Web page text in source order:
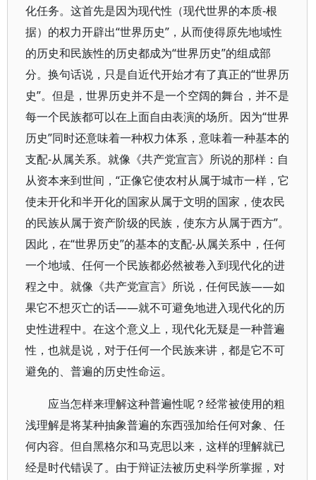
化任务。这首先是因为现代性（现代世界的本质-根
据）的权力开辟出“世界历史”，从而使得原先地域性
的历史和民族性的历史都成为“世界历史”的组成部
分。换句话说，只是自近代开始才有了真正的“世界历
史”。但是，世界历史并不是一个空阔的舞台，并不是
每一个民族都可以在上面自由表演的场所。因为“世界
历史”同时还意味着一种权力体系，意味着一种基本的
支配-从属关系。就像《共产党宣言》所说的那样：自
从资本来到世间，“正像它使农村从属于城市一样，它
使未开化和半开化的国家从属于文明的国家，使农民
的民族从属于资产阶级的民族，使东方从属于西方”。
因此，在“世界历史”的基本的支配-从属关系中，任何
一个地域、任何一个民族都必然被卷入到现代化的进
程之中。就像《共产党宣言》所说，任何民族——如
果它不想灭亡的话——就不可避免地进入现代化的历
史性进程中。在这个意义上，现代化无疑是一种普遍
性，也就是说，对于任何一个民族来讲，都是它不可
避免的、普遍的历史性命运。
应当怎样来理解这种普遍性呢？经常被使用的粗
浅理解是将某种抽象普遍的东西强加给任何对象、任
何内容。但自黑格尔和马克思以来，这样的理解就已
经是时代错误了。由于辩证法被历史科学所掌握，对